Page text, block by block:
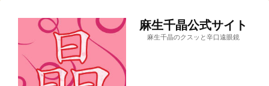
麻生千晶公式サイト
麻生千晶のクスッと辛口遠眼鏡